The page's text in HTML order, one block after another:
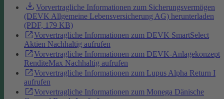
Vorvertragliche Informationen zum Sicherungsvermögen
(DEVK Allgemeine Lebensversicherung AG) herunterladen
(PDF, 179 KB)
Vorvertragliche Informationen zum DEVK SmartSelect
Aktien Nachhaltig aufrufen
Vorvertragliche Informationen zum DEVK-Anlagekonzept
RenditeMax Nachhaltig aufrufen
Vorvertragliche Informationen zum Lupus Alpha Return I
aufrufen
Vorvertragliche Informationen zum Monega Dänische